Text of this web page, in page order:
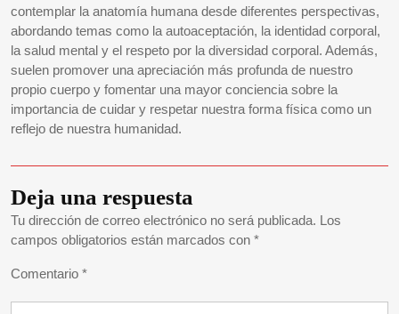
contemplar la anatomía humana desde diferentes perspectivas,
abordando temas como la autoaceptación, la identidad corporal,
la salud mental y el respeto por la diversidad corporal. Además,
suelen promover una apreciación más profunda de nuestro
propio cuerpo y fomentar una mayor conciencia sobre la
importancia de cuidar y respetar nuestra forma física como un
reflejo de nuestra humanidad.
Deja una respuesta
Tu dirección de correo electrónico no será publicada. Los
campos obligatorios están marcados con *
Comentario *